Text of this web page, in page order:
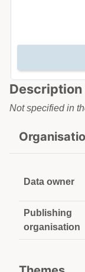
Description
Not specified in
Data owner
Publishing
organisation